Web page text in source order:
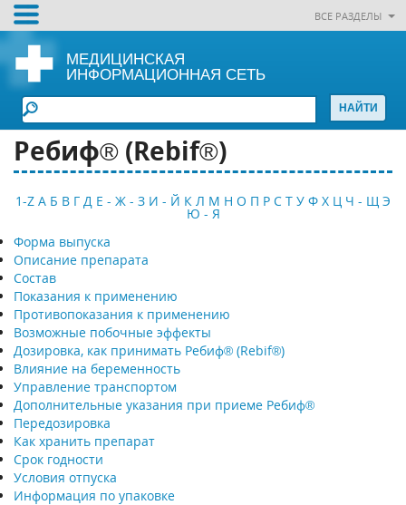
ВСЕ РАЗДЕЛЫ
МЕДИЦИНСКАЯ
ИНФОРМАЦИОННАЯ СЕТЬ
Ребиф® (Rebif®)
1-Z А Б В Г Д Е - Ж - З И - Й К Л М Н О П Р С Т У Ф Х Ц Ч - Щ Э
Ю - Я
Форма выпуска
Описание препарата
Состав
Показания к применению
Противопоказания к применению
Возможные побочные эффекты
Дозировка, как принимать Ребиф® (Rebif®)
Влияние на беременность
Управление транспортом
Дополнительные указания при приеме Ребиф®
Передозировка
Как хранить препарат
Срок годности
Условия отпуска
Информация по упаковке